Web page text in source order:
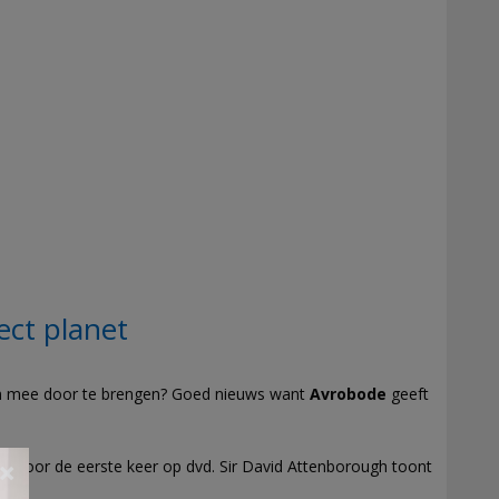
planet
door te brengen? Goed nieuws want Avrobode geeft
voor de eerste keer op dvd. Sir David Attenborough toont
×